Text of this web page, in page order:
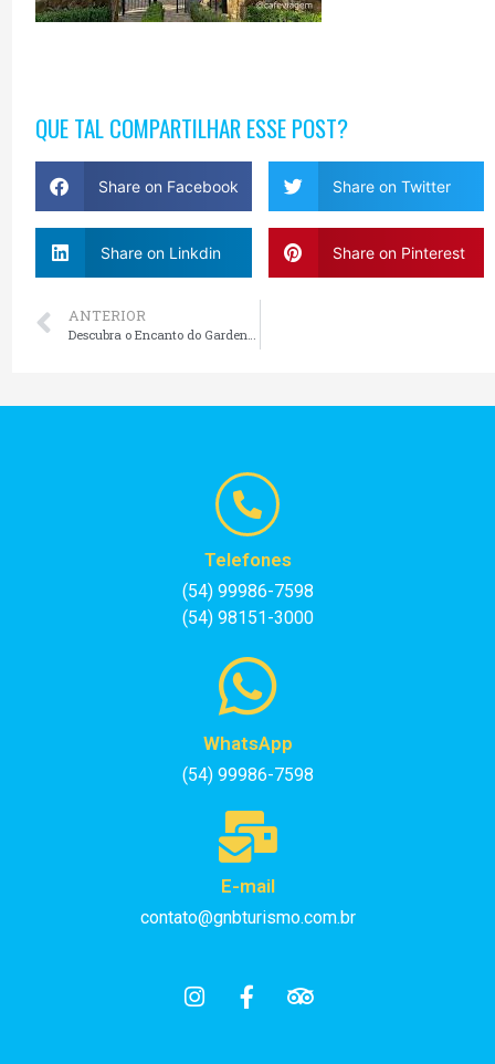
QUE TAL COMPARTILHAR ESSE POST?
Share on Facebook Share on Twitter
Share on Linkdin Share on Pinterest
ANTERIOR
Descubra o Encanto do Garden Park Gramado: Um Refúgio de Beleza Natural
Telefones
(54) 99986-7598
(54) 98151-3000
WhatsApp
(54) 99986-7598
E-mail
contato@gnbturismo.com.br